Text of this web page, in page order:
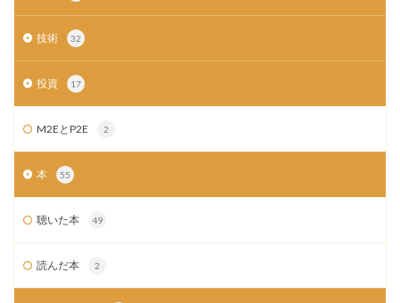
技術 32
投資 17
M2EとP2E 2
本 55
聴いた本 49
読んだ本 2